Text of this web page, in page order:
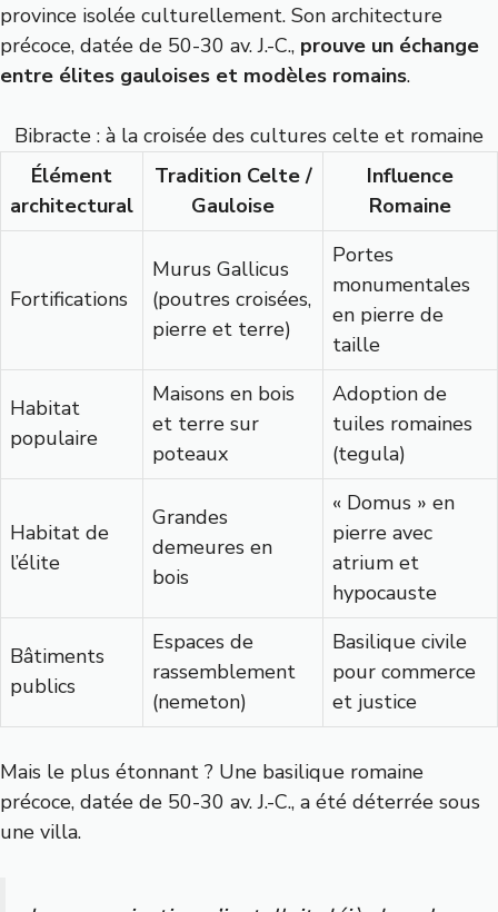
province isolée culturellement. Son architecture
précoce, datée de 50-30 av. J.-C., prouve un échange
entre élites gauloises et modèles romains.
Bibracte : à la croisée des cultures celte et romaine
Élément
architectural
Tradition Celte /
Gauloise
Influence
Romaine
Fortifications
Murus Gallicus
(poutres croisées,
pierre et terre)
Portes
monumentales
en pierre de
taille
Habitat
populaire
Maisons en bois
et terre sur
poteaux
Adoption de
tuiles romaines
(tegula)
Habitat de
l’élite
Grandes
demeures en
bois
« Domus » en
pierre avec
atrium et
hypocauste
Bâtiments
publics
Espaces de
rassemblement
(nemeton)
Basilique civile
pour commerce
et justice
Mais le plus étonnant ? Une basilique romaine
précoce, datée de 50-30 av. J.-C., a été déterrée sous
une villa.